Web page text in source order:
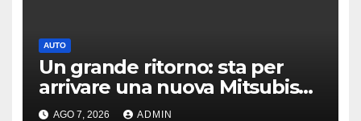
AUTO
Un grande ritorno: sta per
arrivare una nuova Mitsubishi
Pajero
AGO 7, 2026 ADMIN